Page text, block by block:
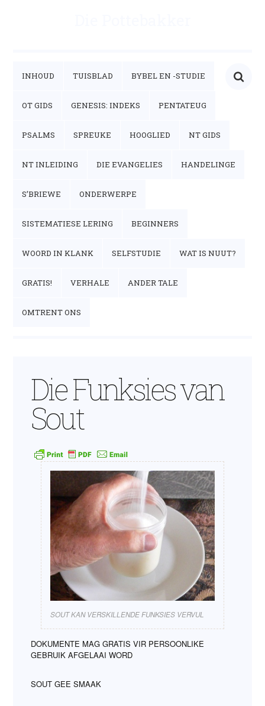
INHOUD TUISBLAD BYBEL EN -STUDIE
OT GIDS GENESIS: INDEKS PENTATEUG
PSALMS SPREUKE HOOGLIED NT GIDS
NT INLEIDING DIE EVANGELIES HANDELINGE
S’BRIEWE ONDERWERPE
SISTEMATIESE LERING BEGINNERS
WOORD IN KLANK SELFSTUDIE WAT IS NUUT?
GRATIS! VERHALE ANDER TALE
OMTRENT ONS
Die Funksies van
Sout
SOUT KAN VERSKILLENDE FUNKSIES VERVUL
DOKUMENTE MAG GRATIS VIR PERSOONLIKE
GEBRUIK AFGELAAI WORD
SOUT GEE SMAAK